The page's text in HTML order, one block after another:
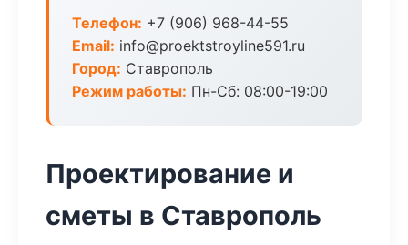
Телефон: +7 (906) 968-44-55
Email: info@proektstroyline591.ru
Город: Ставрополь
Режим работы: Пн-Сб: 08:00-19:00
Проектирование и
сметы в Ставрополь